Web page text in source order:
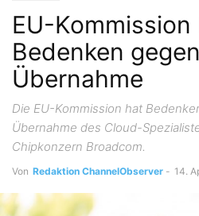
EU-Kommission
Bedenken
Übernahme
Die EU-Kommission hat
Übernahme des Cloud-
Chipkonzern Broadcom.
Von Redaktion ChannelObserver - 14.